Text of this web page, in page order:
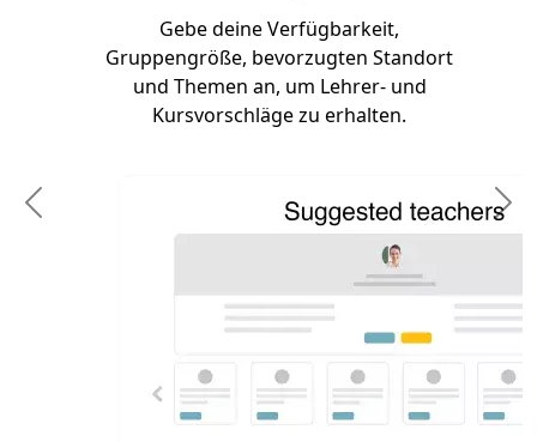
Gebe deine Verfügbarkeit,
Gruppengröße, bevorzugten Standort
und Themen an, um Lehrer- und
Kursvorschläge zu erhalten.
Previous